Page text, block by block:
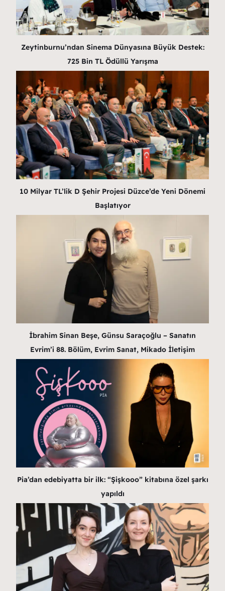
Zeytinburnu’ndan Sinema Dünyasına Büyük Destek:
725 Bin TL Ödüllü Yarışma
10 Milyar TL’lik D Şehir Projesi Düzce’de Yeni Dönemi
Başlatıyor
İbrahim Sinan Beşe, Günsu Saraçoğlu – Sanatın
Evrim’i 88. Bölüm, Evrim Sanat, Mikado İletişim
Pia’dan edebiyatta bir ilk: “Şişkooo” kitabına özel şarkı
yapıldı